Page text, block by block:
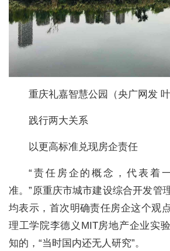
重庆礼嘉智慧公园（央广网发 叶
践行两大关系
以更高标准兑现房企责任
“责任房企的概念，代表着
准。”原重庆市城市建设综合开发管
均表示，首次明确责任房企这个观
理工学院李德义MIT房地产企业实
知的，“当时国内还无人研究”。